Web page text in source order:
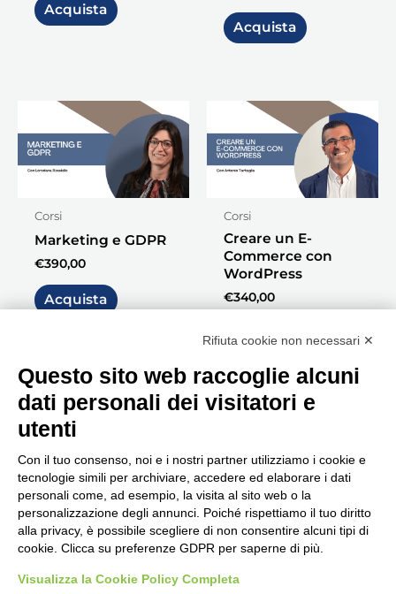
Acquista
Acquista
Corsi
Marketing e GDPR
€390,00
Acquista
Corsi
Creare un E-
Commerce con
WordPress
€340,00
Acquista
Seguici, siamo in continuo
aggiornamento...
Rifiuta cookie non necessari ✕
Questo sito web raccoglie alcuni
dati personali dei visitatori e
utenti
Con il tuo consenso, noi e i nostri partner utilizziamo i cookie e
tecnologie simili per archiviare, accedere ed elaborare i dati
personali come, ad esempio, la visita al sito web o la
personalizzazione degli annunci. Poiché rispettiamo il tuo diritto
alla privacy, è possibile scegliere di non consentire alcuni tipi di
cookie. Clicca su preferenze GDPR per saperne di più.
Visualizza la Cookie Policy Completa